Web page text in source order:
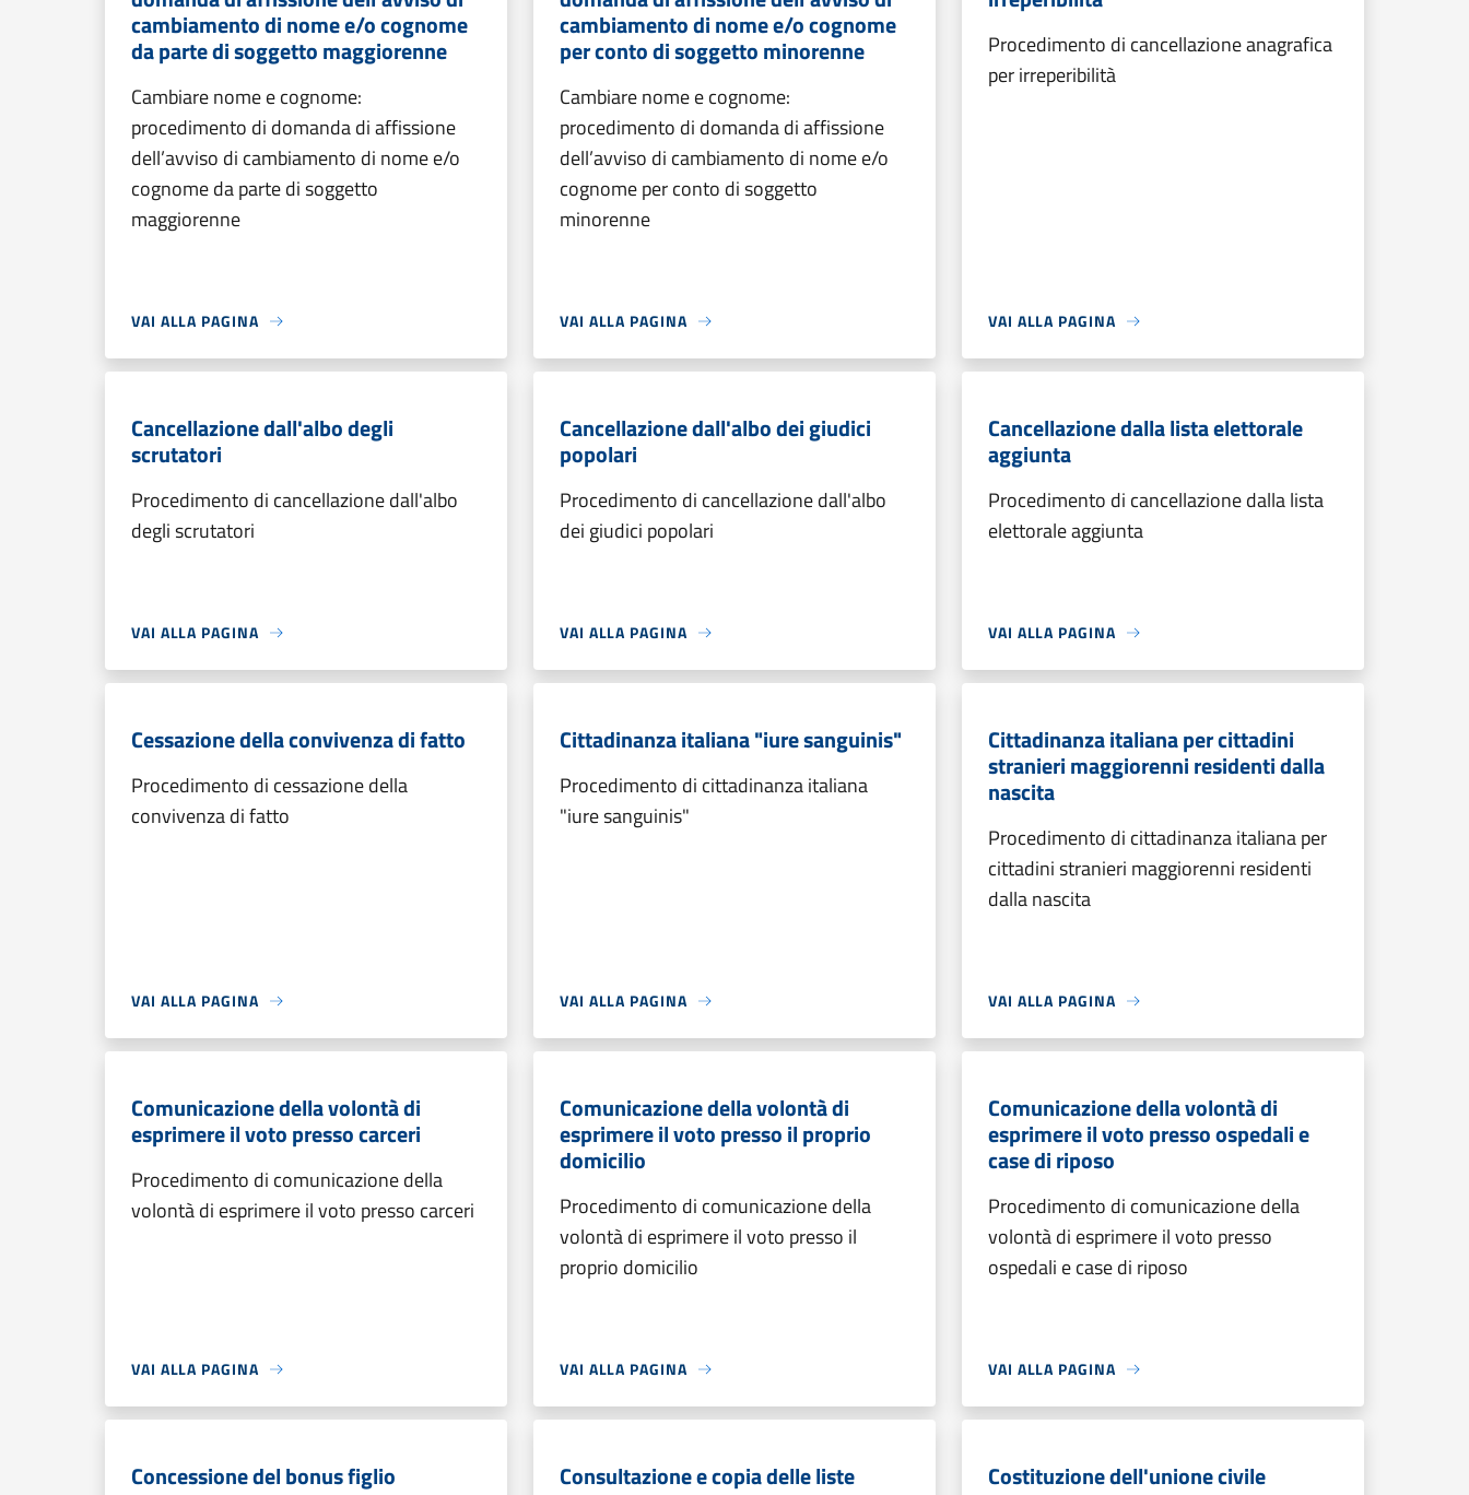
cambiamento di nome e/o cognome
da parte di soggetto maggiorenne
Cambiare nome e cognome:
procedimento di domanda di affissione
dell’avviso di cambiamento di nome e/o
cognome da parte di soggetto
maggiorenne
VAI ALLA PAGINA
cambiamento di nome e/o cognome
per conto di soggetto minorenne
Cambiare nome e cognome:
procedimento di domanda di affissione
dell’avviso di cambiamento di nome e/o
cognome per conto di soggetto
minorenne
VAI ALLA PAGINA
Procedimento di cancellazione anagrafica
per irreperibilità
VAI ALLA PAGINA
Cancellazione dall'albo degli
scrutatori
Procedimento di cancellazione dall'albo
degli scrutatori
VAI ALLA PAGINA
Cancellazione dall'albo dei giudici
popolari
Procedimento di cancellazione dall'albo
dei giudici popolari
VAI ALLA PAGINA
Cancellazione dalla lista elettorale
aggiunta
Procedimento di cancellazione dalla lista
elettorale aggiunta
VAI ALLA PAGINA
Cessazione della convivenza di fatto
Procedimento di cessazione della
convivenza di fatto
VAI ALLA PAGINA
Cittadinanza italiana "iure sanguinis"
Procedimento di cittadinanza italiana
"iure sanguinis"
VAI ALLA PAGINA
Cittadinanza italiana per cittadini
stranieri maggiorenni residenti dalla
nascita
Procedimento di cittadinanza italiana per
cittadini stranieri maggiorenni residenti
dalla nascita
VAI ALLA PAGINA
Comunicazione della volontà di
esprimere il voto presso carceri
Procedimento di comunicazione della
volontà di esprimere il voto presso carceri
VAI ALLA PAGINA
Comunicazione della volontà di
esprimere il voto presso il proprio
domicilio
Procedimento di comunicazione della
volontà di esprimere il voto presso il
proprio domicilio
VAI ALLA PAGINA
Comunicazione della volontà di
esprimere il voto presso ospedali e
case di riposo
Procedimento di comunicazione della
volontà di esprimere il voto presso
ospedali e case di riposo
VAI ALLA PAGINA
Concessione del bonus figlio Consultazione e copia delle liste Costituzione dell'unione civile